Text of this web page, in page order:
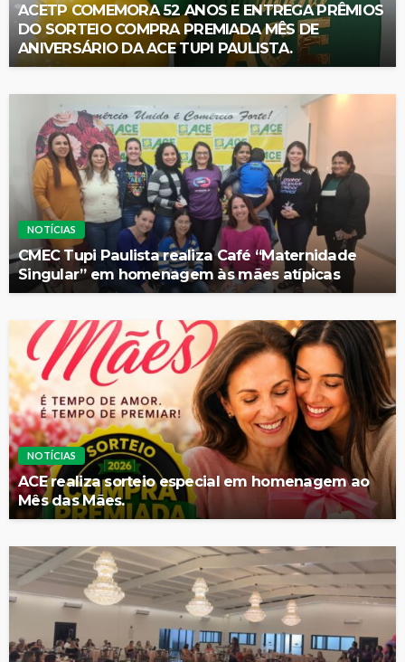
ACETP COMEMORA 52 ANOS E ENTREGA PRÊMIOS
DO SORTEIO COMPRA PREMIADA MÊS DE
ANIVERSÁRIO DA ACE TUPI PAULISTA.
NOTÍCIAS
CMEC Tupi Paulista realiza Café “Maternidade
Singular” em homenagem às mães atípicas
NOTÍCIAS
ACE realiza sorteio especial em homenagem ao
Mês das Mães.